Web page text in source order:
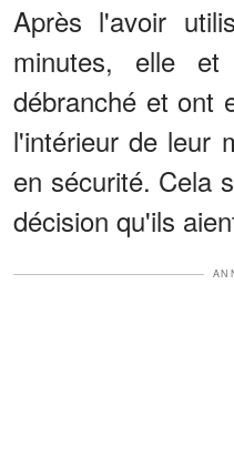
Après l'avoir
minutes, elle
débranché et ont
l'intérieur de leur
en sécurité. Cela
décision qu'ils